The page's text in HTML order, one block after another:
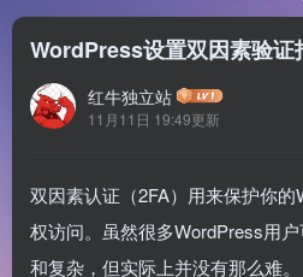
WordPress设置双因素验证
红牛独立站
11月11日 19:49更新
双因素认证（2FA）用来保护你
权访问。虽然很多WordPress用
和复杂，但实际上并没有那么难。